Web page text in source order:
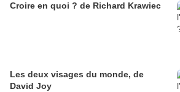
Croire en quoi ? de Richard Krawiec
Les deux visages du monde, de
David Joy